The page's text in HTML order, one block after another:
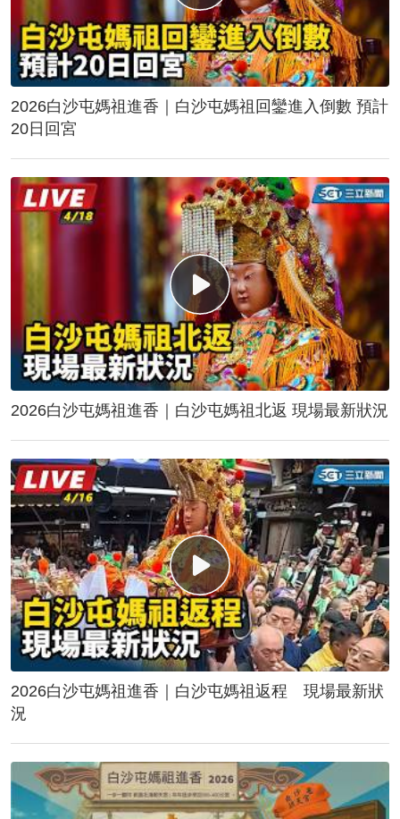
2026白沙屯媽祖進香｜白沙屯媽祖回鑾進入倒數 預計
20日回宮
2026白沙屯媽祖進香｜白沙屯媽祖北返 現場最新狀況
2026白沙屯媽祖進香｜白沙屯媽祖返程 現場最新狀
況